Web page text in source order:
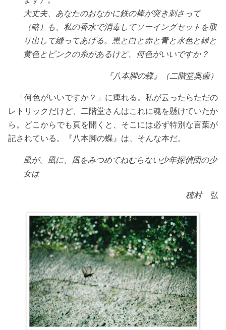
大丈夫、あなたのおなかに鉄の棒が突き刺さって
（略）も、私の香水で消毒してソーイングセットを取
り出して縫ってあげる。黒と白と赤と青と水色と緑と
黄色とピンクの糸があるけど、何色がいいですか？
『八本脚の蝶』（二階堂奥歯）
「何色がいいですか？」に痺れる。私が云ったらただの
レトリックだけど、二階堂さんはこれに魂を懸けていたか
ら。どこからでも頁を開くと、そこには必ず特別な言葉が
記されている。『八本脚の蝶』は、そんな本だ。
風が、風に、風をみつめてねむらない少年探偵団の少
女は
穂村 弘